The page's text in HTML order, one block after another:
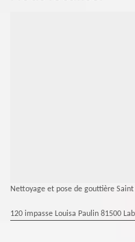
Nettoyage et pose de gouttière Saint
120 impasse Louisa Paulin 81500